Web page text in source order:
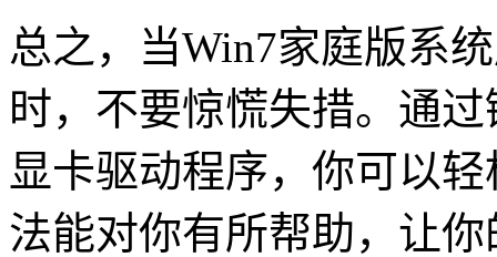
总之，当Win7家庭版系
时，不要惊慌失措。通
显卡驱动程序，你可以
法能对你有所帮助，让